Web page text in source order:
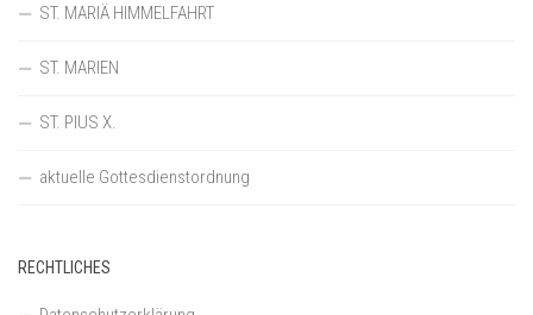
ST. MARIÄ HIMMELFAHRT
ST. MARIEN
ST. PIUS X.
aktuelle Gottesdienstordnung
RECHTLICHES